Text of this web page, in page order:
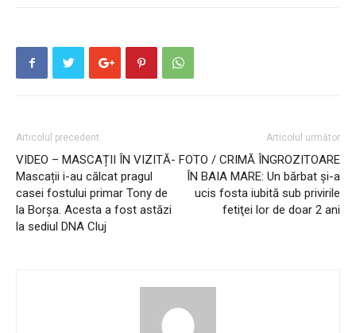
Articolul precedent
VIDEO – MASCAȚII ÎN VIZITĂ-
Mascații i-au călcat pragul
casei fostului primar Tony de
la Borșa. Acesta a fost astăzi
la sediul DNA Cluj
Articolul următor
FOTO / CRIMĂ ÎNGROZITOARE
ÎN BAIA MARE: Un bărbat şi-a
ucis fosta iubită sub privirile
fetiţei lor de doar 2 ani